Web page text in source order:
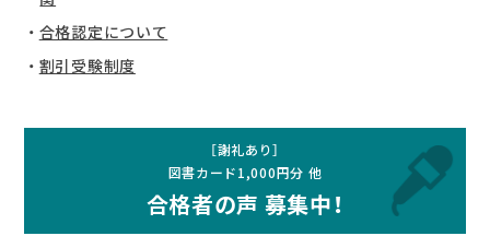
合格認定について
割引受験制度
［謝礼あり］
図書カード1,000円分 他
合格者の声 募集中！